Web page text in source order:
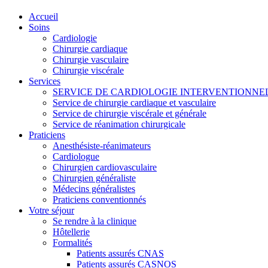
Accueil
Soins
Cardiologie
Chirurgie cardiaque
Chirurgie vasculaire
Chirurgie viscérale
Services
SERVICE DE CARDIOLOGIE
Service de chirurgie cardiaque et vasculaire
Service de chirurgie viscérale et générale
Service de réanimation chirurgicale
Praticiens
Anesthésiste-réanimateurs
Cardiologue
Chirurgien cardiovasculaire
Chirurgien généraliste
Médecins généralistes
Praticiens conventionnés
Votre séjour
Se rendre à la clinique
Hôtellerie
Formalités
Patients assurés CNAS
Patients assurés CASNOS